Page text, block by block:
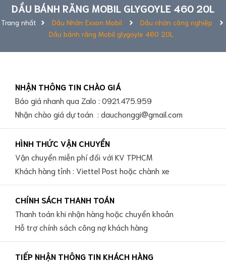
DẦU BÁNH RĂNG MOBIL GLYGOYLE 460 20L
Trang nhất Dầu Nhờn Exxon Mobil
Dầu nhờn công nghiệp
Dầu bánh răng Mobil glygoyle 460 20L
NHẬN THÔNG TIN CHÀO GIÁ
Báo giá nhanh qua Zalo : 0921.475.959
Nhận chào giá dự toán : dauchonggi@gmail.com
HÌNH THỨC VẬN CHUYỂN
Vận chuyển miễn phí đối với KV TPHCM
Khách hàng tỉnh : Viettel Post hoặc chành xe
CHÍNH SÁCH THANH TOÁN
Thanh toán khi nhận hàng hoặc chuyển khoản
Hỗ trợ chính sách công nợ khách hàng
TIẾP NHẬN THÔNG TIN KHÁCH HÀNG